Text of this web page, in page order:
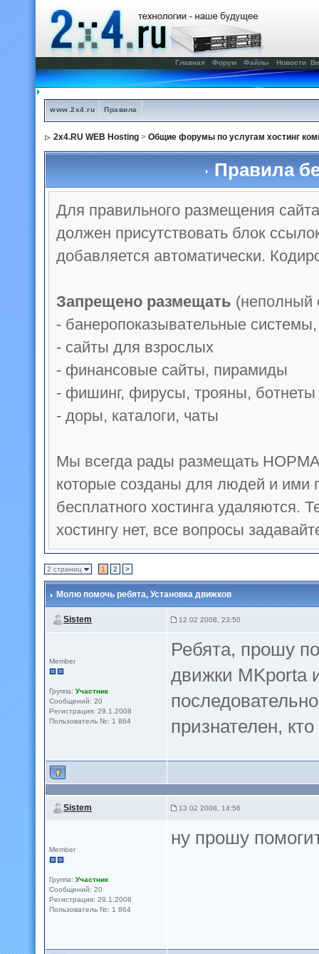
Главная Форум Файлы Новости
www.2x4.ru Правила
2x4.RU WEB Hosting > Общие форумы по услугам хостинг
Правила
Для правильного размещения
должен присутствовать блок
добавляется автоматически.
Запрещено размещать (неполный
- банеропоказывательные системы,
- сайты для взрослых
- финансовые сайты, пирамиды
- фишинг, фирусы, трояны, ботнеты
- доры, каталоги, чаты
Мы всегда рады размещать
которые созданы для людей и
бесплатного хостинга удаляются.
хостингу нет, все вопросы
2 страниц 1 2 >
Молю помочь ребята, Установка движков
Sistem 12 02 2008, 23:50
Member
Группа: Участник
Сообщений: 20
Регистрация: 29.1.2008
Пользователь №: 1 864
Ребята, прошу
движки MKporta
признателен,
Sistem 13 02 2008, 14:56
Member
Группа: Участник
Сообщений: 20
Регистрация: 29.1.2008
Пользователь №: 1 864
ну прошу